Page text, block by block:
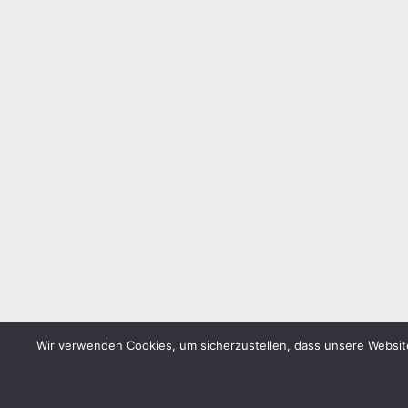
Wir verwenden Cookies, um sicherzustellen, dass unsere